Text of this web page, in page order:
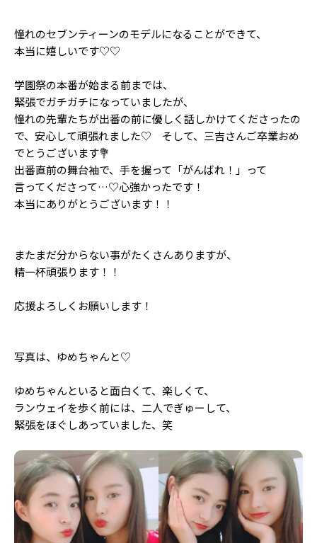
憧れのセブンティーンのモデルになることができて、
本当に嬉しいです♡♡
学園祭の本番が始まる前までは、
緊張でガチガチになっていましたが、
憧れの先輩たちが出番の前に優しく話しかけてくださったの
で、安心して頑張れました♡ そして、三吉さんご卒業おめ
でとうございます💐
出番直前の舞台袖で、手を握って「がんばれ！」って
言ってくださって…♡心強かったです！
本当にありがとうございます！！
またまだ分からない事がたくさんありますが、
精一杯頑張ります！！
応援よろしくお願いします！
写真は、ゆめちゃんと♡
ゆめちゃんといると面白くて、楽しくて、
ランウェイを歩く前には、二人でぎゅーして、
緊張をほぐしあっていました、笑